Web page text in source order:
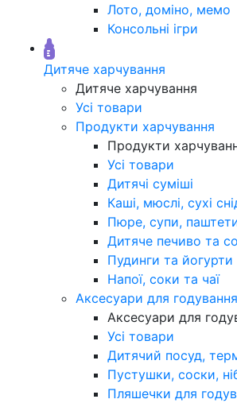
Лото, доміно, мемо
Консольні ігри
Дитяче харчування
Дитяче харчування
Усі товари
Продукти харчування
Продукти
Усі товари
Дитячі суміші
Каші, мюслі, сухі
Пюре, супи,
Дитяче печиво та
Пудинги та йогурти
Напої, соки та чаї
Аксесуари для годування
Аксесуари для
Усі товари
Дитячий посуд,
Пустушки, соски,
Пляшечки для